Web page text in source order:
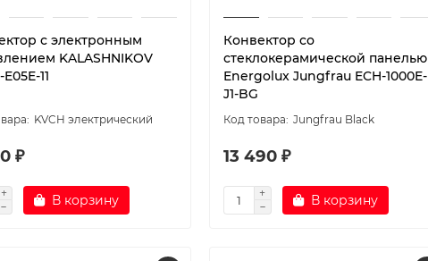
с электронным
KALASHNIKOV
11
KVCH электрический
₽
В корзину
Конвектор со
стеклокерамической панелью
Energolux Jungfrau ECH-1000E-
J1-BG
Jungfrau Black
13 490 ₽
В корзину